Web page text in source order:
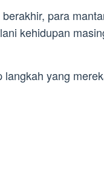
para
kehidupan
langkah yang